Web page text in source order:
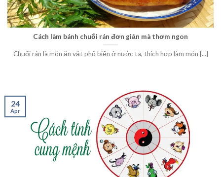
Cách làm bánh chuối rán đơn giản mà thơm ngon
Chuối rán là món ăn vặt phổ biến ở nước ta, thích hợp làm món [...]
24
Apr